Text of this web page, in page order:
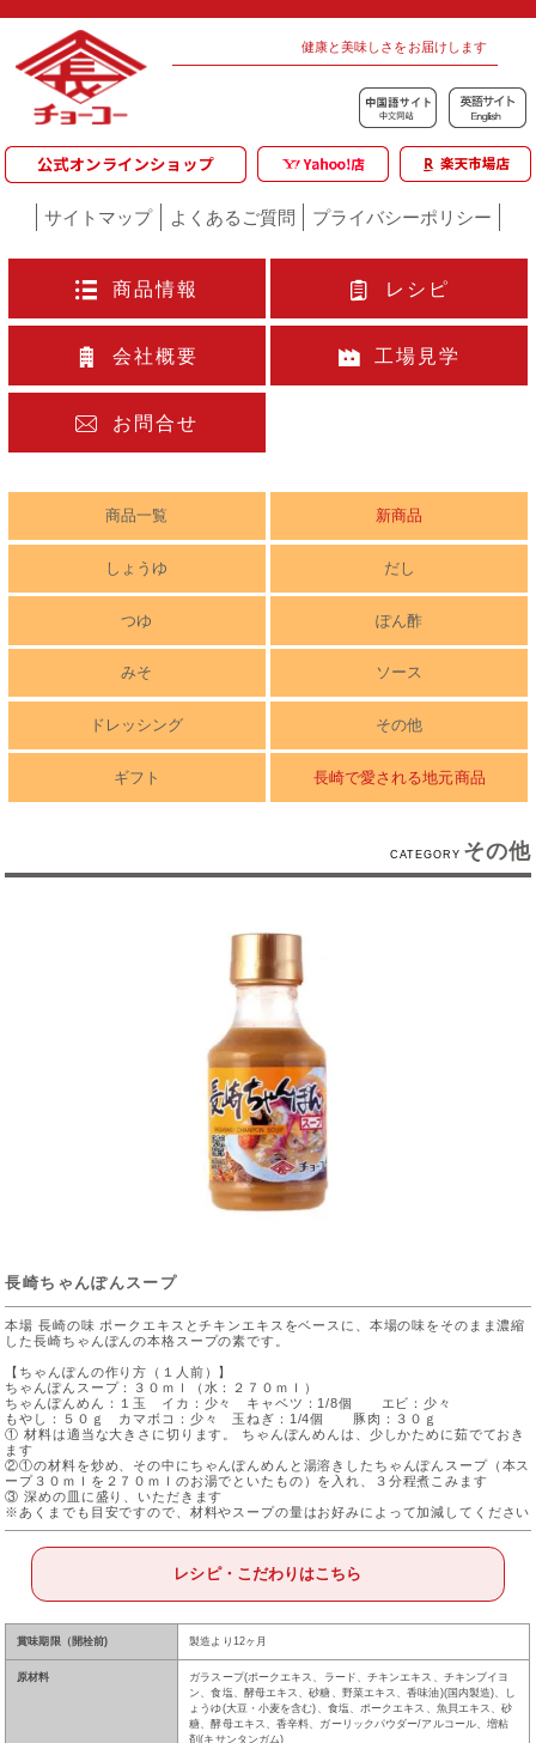
健康と美味しさをお届けします
サイトマップ よくあるご質問 プライバシーポリシー
商品情報 レシピ
会社概要 工場見学
お問合せ
商品一覧 新商品
しょうゆ だし
つゆ ぽん酢
みそ ソース
ドレッシング その他
ギフト 長崎で愛される地元商品
CATEGORY その他
長崎ちゃんぽんスープ
本場 長崎の味 ポークエキスとチキンエキスをベースに、本場の味をそのまま濃縮
した長崎ちゃんぽんの本格スープの素です。
【ちゃんぽんの作り方（１人前）】
ちゃんぽんスープ：３０ｍｌ（水：２７０ｍｌ）
ちゃんぽんめん：１玉 イカ：少々 キャベツ：1/8個 エビ：少々
もやし：５０ｇ カマボコ：少々 玉ねぎ：1/4個 豚肉：３０ｇ
① 材料は適当な大きさに切ります。 ちゃんぽんめんは、少しかために茹でておき
ます
②①の材料を炒め、その中にちゃんぽんめんと湯溶きしたちゃんぽんスープ（本ス
ープ３０ｍｌを２７０ｍｌのお湯でといたもの）を入れ、３分程煮こみます
③ 深めの皿に盛り、いただきます
※あくまでも目安ですので、材料やスープの量はお好みによって加減してください
レシピ・こだわりはこちら
賞味期限（開栓前) 製造より12ヶ月
原材料
ガラスープ(ポークエキス、ラード、チキンエキス、チキンブイヨ
ン、食塩、酵母エキス、砂糖、野菜エキス、香味油)(国内製造)、し
ょうゆ(大豆・小麦を含む)、食塩、ポークエキス、魚貝エキス、砂
糖、酵母エキス、香辛料、ガーリックパウダー/アルコール、増粘
剤(キサンタンガム)